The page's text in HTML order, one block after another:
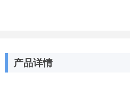
产品详情